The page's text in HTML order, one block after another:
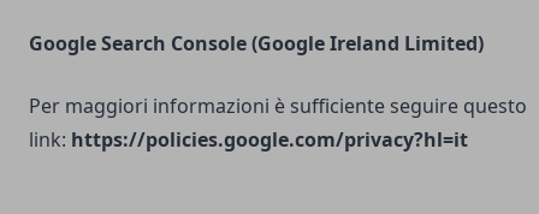
Google Search Console(Google Ireland Limited)
Per maggiori informazioni è sufficiente seguire questo
link: https://policies.google.com/privacy?hl=it